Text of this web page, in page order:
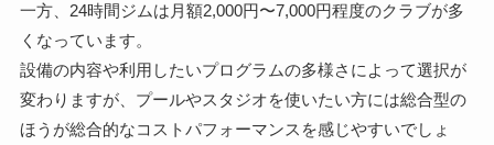
一方、24時間ジムは月額2,000円〜7,000円程度のクラブが多
くなっています。
設備の内容や利用したいプログラムの多様さによって選択が
変わりますが、プールやスタジオを使いたい方には総合型の
ほうが総合的なコストパフォーマンスを感じやすいでしょ